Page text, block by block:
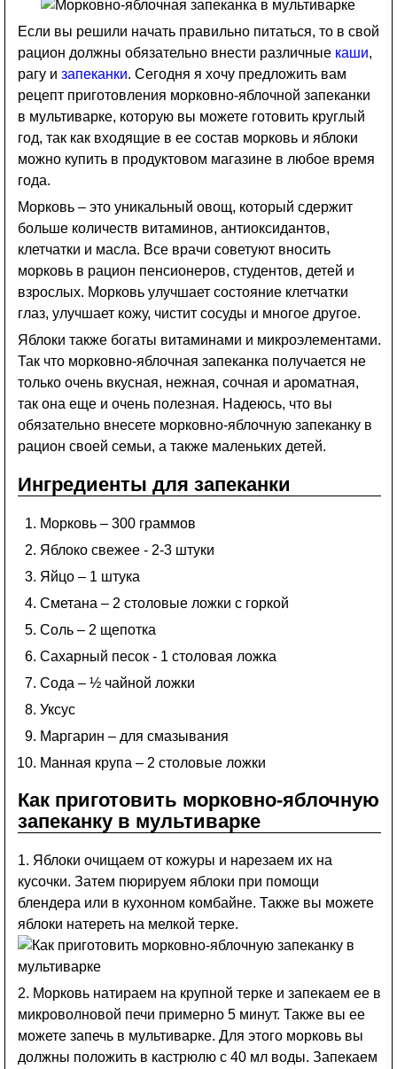
Если вы решили начать правильно питаться, то в свой
рацион должны обязательно внести различные каши,
рагу и запеканки. Сегодня я хочу предложить вам
рецепт приготовления морковно-яблочной запеканки
в мультиварке, которую вы можете готовить круглый
год, так как входящие в ее состав морковь и яблоки
можно купить в продуктовом магазине в любое время
года.
Морковь – это уникальный овощ, который сдержит
больше количеств витаминов, антиоксидантов,
клетчатки и масла. Все врачи советуют вносить
морковь в рацион пенсионеров, студентов, детей и
взрослых. Морковь улучшает состояние клетчатки
глаз, улучшает кожу, чистит сосуды и многое другое.
Яблоки также богаты витаминами и микроэлементами.
Так что морковно-яблочная запеканка получается не
только очень вкусная, нежная, сочная и ароматная,
так она еще и очень полезная. Надеюсь, что вы
обязательно внесете морковно-яблочную запеканку в
рацион своей семьи, а также маленьких детей.
Ингредиенты для запеканки
Морковь – 300 граммов
Яблоко свежее - 2-3 штуки
Яйцо – 1 штука
Сметана – 2 столовые ложки с горкой
Соль – 2 щепотка
Сахарный песок - 1 столовая ложка
Сода – ½ чайной ложки
Уксус
Маргарин – для смазывания
Манная крупа – 2 столовые ложки
Как приготовить морковно-яблочную
запеканку в мультиварке
1. Яблоки очищаем от кожуры и нарезаем их на
кусочки. Затем пюрируем яблоки при помощи
блендера или в кухонном комбайне. Также вы можете
яблоки натереть на мелкой терке.
2. Морковь натираем на крупной терке и запекаем ее в
микроволновой печи примерно 5 минут. Также вы ее
можете запечь в мультиварке. Для этого морковь вы
должны положить в кастрюлю с 40 мл воды. Запекаем